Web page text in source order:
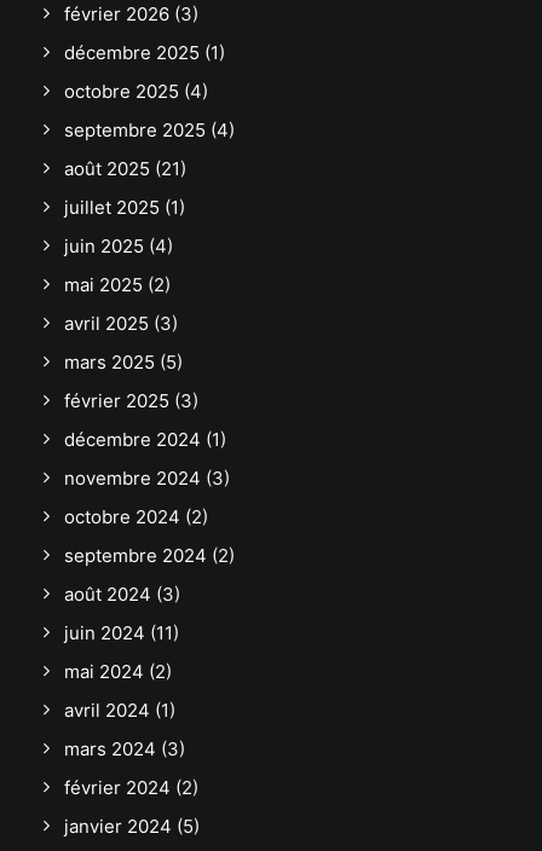
février 2026 (3)
décembre 2025 (1)
octobre 2025 (4)
septembre 2025 (4)
août 2025 (21)
juillet 2025 (1)
juin 2025 (4)
mai 2025 (2)
avril 2025 (3)
mars 2025 (5)
février 2025 (3)
décembre 2024 (1)
novembre 2024 (3)
octobre 2024 (2)
septembre 2024 (2)
août 2024 (3)
juin 2024 (11)
mai 2024 (2)
avril 2024 (1)
mars 2024 (3)
février 2024 (2)
janvier 2024 (5)